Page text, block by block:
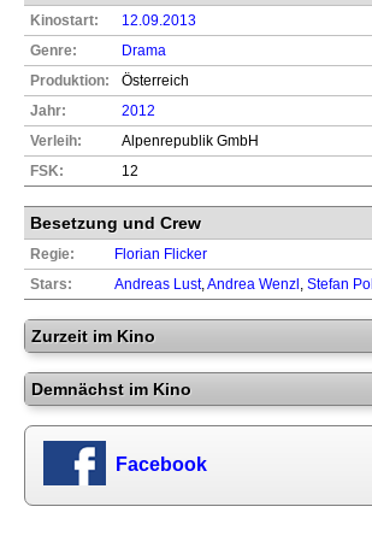
Kinostart:
12.09.2013
Genre:
Drama
Produktion:
Österreich
Jahr:
2012
Verleih:
Alpenrepublik GmbH
FSK:
12
Besetzung und Crew
Regie:
Florian Flicker
Stars:
Andreas Lust, Andrea Wenzl Stefan
Zurzeit im Kino
Demnächst im Kino
Facebook